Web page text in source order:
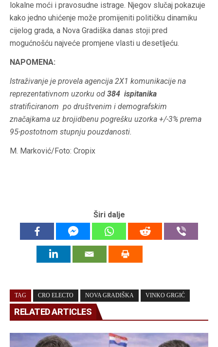
lokalne moći i pravosudne istrage. Njegov slučaj pokazuje
kako jedno uhićenje može promijeniti političku dinamiku
cijelog grada, a Nova Gradiška danas stoji pred
mogućnošću najveće promjene vlasti u desetljeću.
NAPOMENA:
Istraživanje je provela agencija 2X1 komunikacije na
reprezentativnom uzorku od 384 ispitanika
stratificiranom po društvenim i demografskim
značajkama uz brojidbenu pogrešku uzorka +/-3% prema
95-postotnom stupnju pouzdanosti.
M. Marković/Foto: Cropix
Širi dalje
TAG CRO ELECTO NOVA GRADIŠKA VINKO GRGIĆ
RELATED ARTICLES